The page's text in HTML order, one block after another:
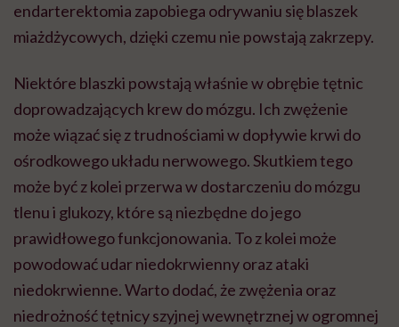
endarterektomia zapobiega odrywaniu się blaszek
miażdżycowych, dzięki czemu nie powstają zakrzepy.
Niektóre blaszki powstają właśnie w obrębie tętnic
doprowadzających krew do mózgu. Ich zwężenie
może wiązać się z trudnościami w dopływie krwi do
ośrodkowego układu nerwowego. Skutkiem tego
może być z kolei przerwa w dostarczeniu do mózgu
tlenu i glukozy, które są niezbędne do jego
prawidłowego funkcjonowania. To z kolei może
powodować udar niedokrwienny oraz ataki
niedokrwienne. Warto dodać, że zwężenia oraz
niedrożność tętnicy szyjnej wewnętrznej w ogromnej